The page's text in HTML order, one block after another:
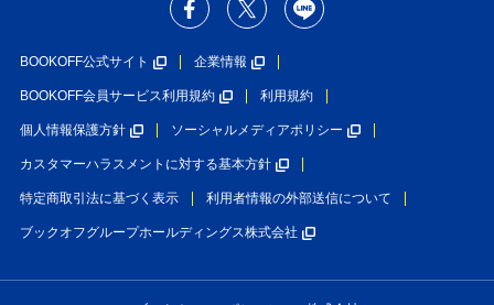
BOOKOFF公式サイト 企業情報
BOOKOFF会員サービス利用規約 利用規約
個人情報保護方針 ソーシャルメディアポリシー
カスタマーハラスメントに対する基本方針
特定商取引法に基づく表示 利用者情報の外部送信について
ブックオフグループホールディングス株式会社